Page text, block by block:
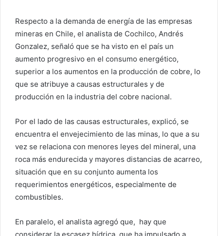
Respecto a la demanda de energía de las empresas
mineras en Chile, el analista de Cochilco, Andrés
Gonzalez, señaló que se ha visto en el país un
aumento progresivo en el consumo energético,
superior a los aumentos en la producción de cobre, lo
que se atribuye a causas estructurales y de
producción en la industria del cobre nacional.
Por el lado de las causas estructurales, explicó, se
encuentra el envejecimiento de las minas, lo que a su
vez se relaciona con menores leyes del mineral, una
roca más endurecida y mayores distancias de acarreo,
situación que en su conjunto aumenta los
requerimientos energéticos, especialmente de
combustibles.
En paralelo, el analista agregó que, hay que
considerar la escasez hídrica, que ha impulsado a